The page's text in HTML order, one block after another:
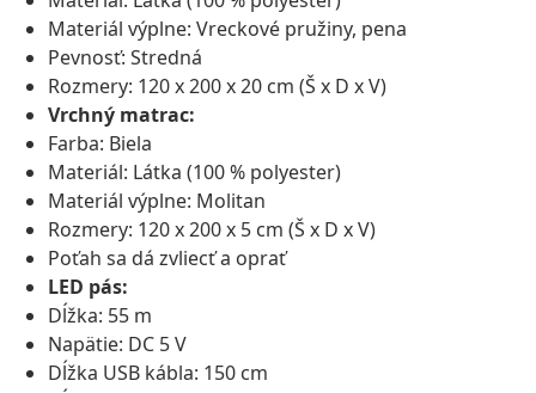
Materiál výplne: Vreckové pružiny, pena
Pevnosť: Stredná
Rozmery: 120 x 200 x 20 cm (Š x D x V)
Vrchný matrac:
Farba: Biela
Materiál: Látka (100 % polyester)
Materiál výplne: Molitan
Rozmery: 120 x 200 x 5 cm (Š x D x V)
Poťah sa dá zvliecť a oprať
LED pás:
Dĺžka: 55 m
Napätie: DC 5 V
Dĺžka USB kábla: 150 cm